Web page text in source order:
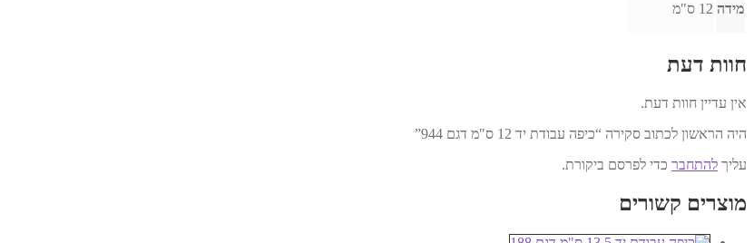
מידה 12 ס"מ
חוות דעת
אין עדיין חוות דעת.
היה הראשון לכתוב סקירה “כיפה עבודת יד 12 ס"מ דגם 944”
עליך להתחבר כדי לפרסם ביקורת.
מוצרים קשורים